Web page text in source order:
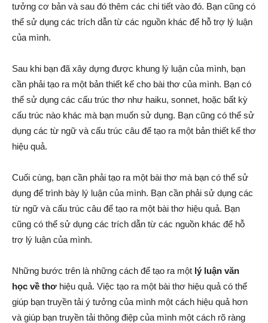
tưởng cơ bản và sau đó thêm các chi tiết vào đó. Bạn cũng có
thể sử dụng các trích dẫn từ các nguồn khác để hỗ trợ lý luận
của mình.
Sau khi bạn đã xây dựng được khung lý luận của mình, bạn
cần phải tạo ra một bản thiết kế cho bài thơ của mình. Bạn có
thể sử dụng các cấu trúc thơ như haiku, sonnet, hoặc bất kỳ
cấu trúc nào khác mà bạn muốn sử dụng. Bạn cũng có thể sử
dụng các từ ngữ và cấu trúc câu để tạo ra một bản thiết kế thơ
hiệu quả.
Cuối cùng, bạn cần phải tạo ra một bài thơ mà bạn có thể sử
dụng để trình bày lý luận của mình. Bạn cần phải sử dụng các
từ ngữ và cấu trúc câu để tạo ra một bài thơ hiệu quả. Bạn
cũng có thể sử dụng các trích dẫn từ các nguồn khác để hỗ
trợ lý luận của mình.
Những bước trên là những cách để tạo ra một lý luận văn
học về thơ hiệu quả. Việc tạo ra một bài thơ hiệu quả có thể
giúp bạn truyền tải ý tưởng của mình một cách hiệu quả hơn
và giúp bạn truyền tải thông điệp của mình một cách rõ ràng